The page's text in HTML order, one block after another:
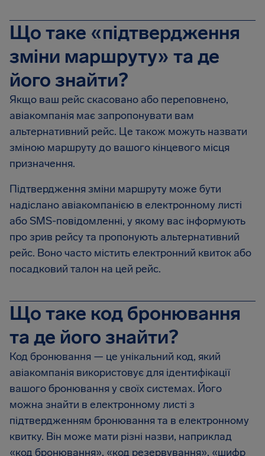
Що таке «підтвердження
зміни маршруту» та де
його знайти?
Якщо ваш рейс скасовано або переповнено,
авіакомпанія має запропонувати вам
альтернативний рейс. Це також можуть назвати
зміною маршруту до вашого кінцевого місця
призначення.
Підтвердження зміни маршруту може бути
надіслано авіакомпанією в електронному листі
або SMS-повідомленні, у якому вас інформують
про зрив рейсу та пропонують альтернативний
рейс. Воно часто містить електронний квиток або
посадковий талон на цей рейс.
Що таке код бронювання
та де його знайти?
Код бронювання — це унікальний код, який
авіакомпанія використовує для ідентифікації
вашого бронювання у своїх системах. Його
можна знайти в електронному листі з
підтвердженням бронювання та в електронному
квитку. Він може мати різні назви, наприклад
«код бронювання», «код резервування», «шифр